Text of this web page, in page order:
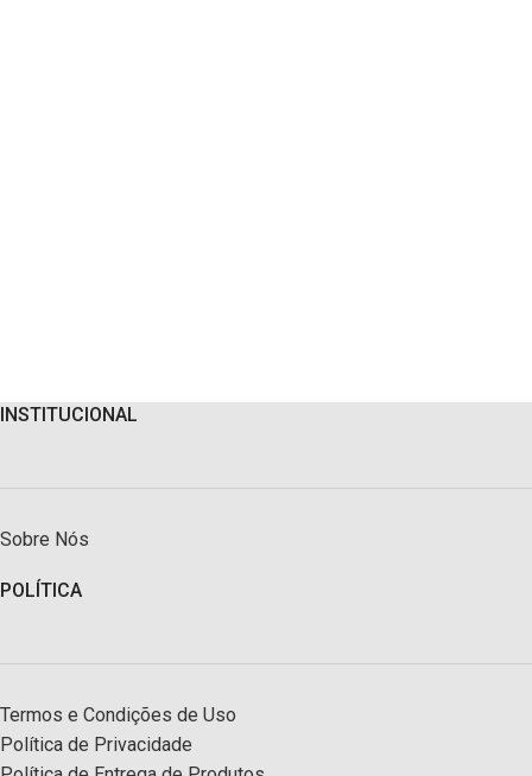
INSTITUCIONAL
Sobre Nós
POLÍTICA
Termos e Condições de Uso
Política de Privacidade